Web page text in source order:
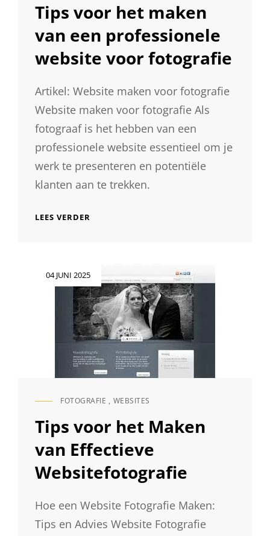
Tips voor het maken
van een professionele
website voor fotografie
Artikel: Website maken voor fotografie
Website maken voor fotografie Als
fotograaf is het hebben van een
professionele website essentieel om je
werk te presenteren en potentiële
klanten aan te trekken.
LEES VERDER
EEN
PROFESSIONELE
WEBSITE
VOOR
FOTOGRAFIE
04 JUNI 2025
CAT
FOTOGRAFIE , WEBSITES
Tips voor het Maken
van Effectieve
Websitefotografie
Hoe een Website Fotografie Maken:
Tips en Advies Website Fotografie